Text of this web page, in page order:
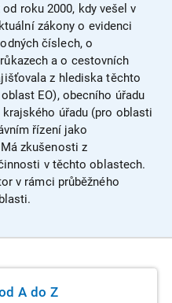
roku 2000, kdy vešel v
zákony o evidenci
číslech, o
a o cestovních
z hlediska těchto
EO), obecního úřadu
úřadu (pro oblasti
řízení jako
zkušenosti z
v těchto oblastech.
v rámci průběžného
A do Z